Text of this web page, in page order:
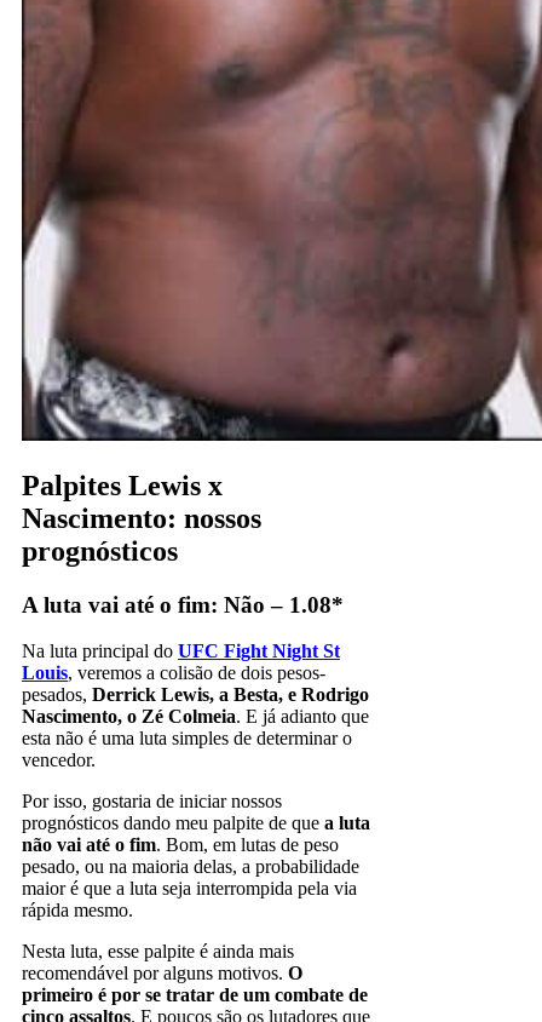
Palpites Lewis x
Nascimento: nossos
prognósticos
A luta vai até o fim: Não – 1.08*
Na luta principal do UFC Fight Night St
Louis, veremos a colisão de dois pesos-
pesados, Derrick Lewis, a Besta, e Rodrigo
Nascimento, o Zé Colmeia. E já adianto que
esta não é uma luta simples de determinar o
vencedor.
Por isso, gostaria de iniciar nossos
prognósticos dando meu palpite de que a luta
não vai até o fim. Bom, em lutas de peso
pesado, ou na maioria delas, a probabilidade
maior é que a luta seja interrompida pela via
rápida mesmo.
Nesta luta, esse palpite é ainda mais
recomendável por alguns motivos. O
primeiro é por se tratar de um combate de
cinco assaltos. E poucos são os lutadores que